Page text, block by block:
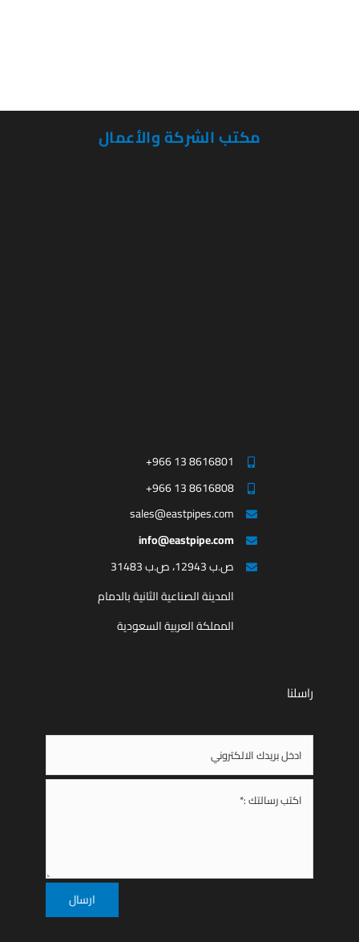
مكتب الشركة والأعمال
+966 13 8616801
+966 13 8616808
sales@eastpipes.com
info@eastpipe.com
ص.ب 12943، ص.ب 31483
المدينة الصناعية الثانية بالدمام
المملكة العربية السعودية
راسلنا
ارسال